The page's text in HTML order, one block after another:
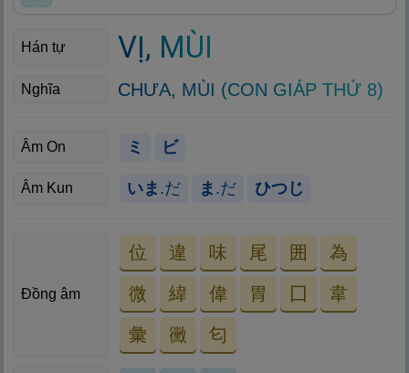
Hán tự VỊ, MÙI
Nghĩa CHƯA, MÙI (CON GIÁP THỨ 8)
Âm On ミ ビ
Âm Kun いま .だ ま .だ ひつじ
Đồng âm
位 違 味 尾 囲
Nghĩa: Vây quanh, xung quanh,
bao quanh
為
微 緯 偉
Nghĩa: Lớn, khác thường, tài
giỏi
胃 囗 韋
彙 黴 匂